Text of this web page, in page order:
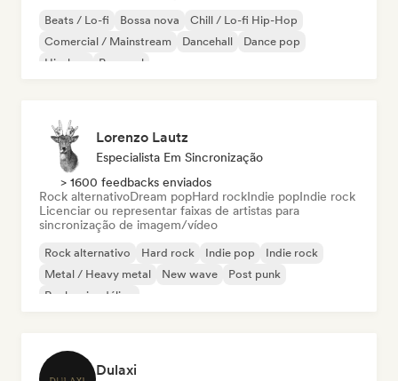
Beats / Lo-fi Bossa nova
Chill / Lo-fi Hip-Hop
Comercial / Mainstream
Dancehall
Dance pop
Hip-hop
Pop soul
Lorenzo Lautz
Especialista Em Sincronização
> 1600 feedbacks enviados
Rock alternativoDream popHard rockIndie popIndie rock
Licenciar ou representar faixas de artistas para
sincronização de imagem/vídeo
Rock alternativo Hard rock Indie pop
Indie rock
Metal / Heavy metal
New wave
Post punk
Rock psicodélico
Dulaxi